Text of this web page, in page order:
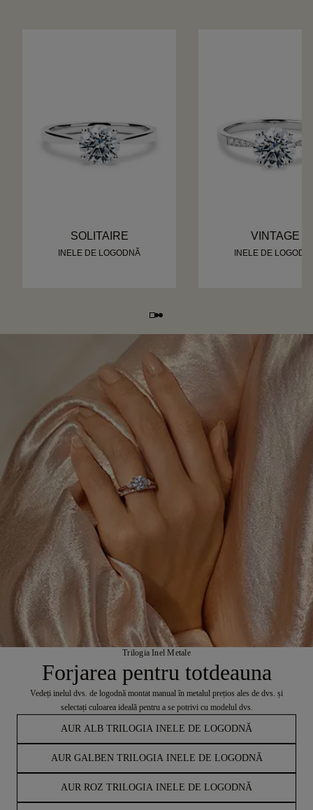
SOLITAIRE
INELE DE LOGODNĂ
VINTAGE
INELE DE
Trilogia Inel Metale
Forjarea pentru totdeauna
Vedeți inelul dvs. de logodnă montat manual în metalul prețios ales de dvs. și
selectați culoarea ideală pentru a se potrivi cu modelul dvs.
AUR ALB TRILOGIA INELE DE LOGODNĂ
AUR GALBEN TRILOGIA INELE DE LOGODNĂ
AUR ROZ TRILOGIA INELE DE LOGODNĂ